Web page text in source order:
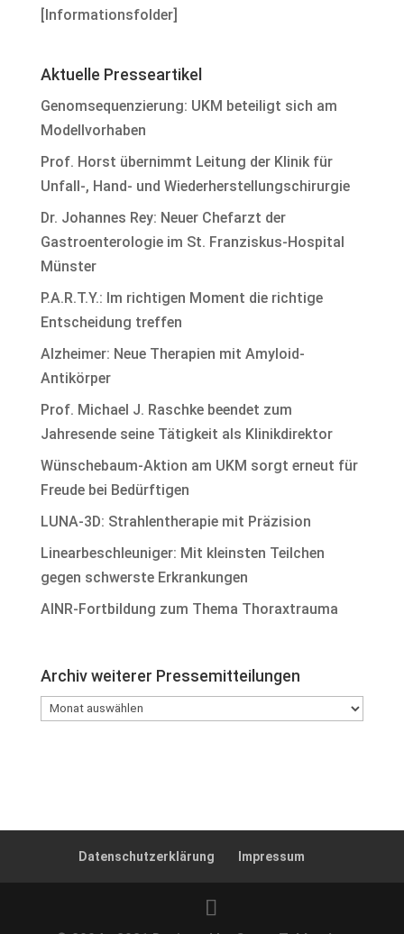
[Informationsfolder]
Aktuelle Presseartikel
Genomsequenzierung: UKM beteiligt sich am
Modellvorhaben
Prof. Horst übernimmt Leitung der Klinik für
Unfall-, Hand- und Wiederherstellungschirurgie
Dr. Johannes Rey: Neuer Chefarzt der
Gastroenterologie im St. Franziskus-Hospital
Münster
P.A.R.T.Y.: Im richtigen Moment die richtige
Entscheidung treffen
Alzheimer: Neue Therapien mit Amyloid-
Antikörper
Prof. Michael J. Raschke beendet zum
Jahresende seine Tätigkeit als Klinikdirektor
Wünschebaum-Aktion am UKM sorgt erneut für
Freude bei Bedürftigen
LUNA-3D: Strahlentherapie mit Präzision
Linearbeschleuniger: Mit kleinsten Teilchen
gegen schwerste Erkrankungen
AINR-Fortbildung zum Thema Thoraxtrauma
Archiv weiterer Pressemitteilungen
Archiv
Datenschutzerklärung Impressum